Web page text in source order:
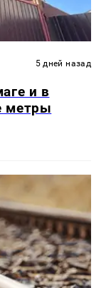
5 дней назад
и в
метры